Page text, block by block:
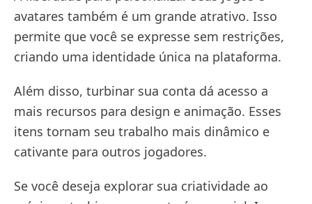
avatares também é um grande atrativo. Isso
permite que você se expresse sem restrições,
criando uma identidade única na plataforma.
Além disso, turbinar sua conta dá acesso a
mais recursos para design e animação. Esses
itens tornam seu trabalho mais dinâmico e
cativante para outros jogadores.
Se você deseja explorar sua criatividade ao